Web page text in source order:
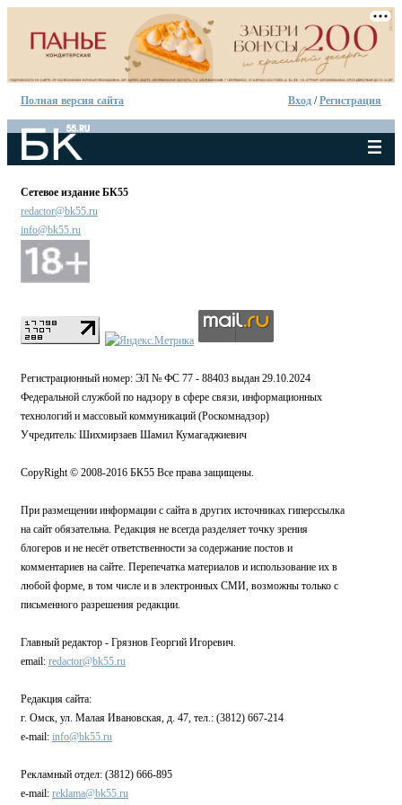
Полная версия сайта Вход /Регистрация
Сетевое издание БК55
redactor@bk55.ru
info@bk55.ru
Регистрационный номер: ЭЛ № ФС 77 - 88403 выдан 29.10.2024
Федеральной службой по надзору в сфере связи, информационных
технологий и массовый коммуникаций (Роскомнадзор)
Учредитель: Шихмирзаев Шамил Кумагаджиевич
CopyRight © 2008-2016 БК55 Все права защищены.
При размещении информации с сайта в других источниках гиперссылка
на сайт обязательна. Редакция не всегда разделяет точку зрения
блогеров и не несёт ответственности за содержание постов и
комментариев на сайте. Перепечатка материалов и использование их в
любой форме, в том числе и в электронных СМИ, возможны только с
письменного разрешения редакции.
Главный редактор - Грязнов Георгий Игоревич.
email: redactor@bk55.ru
Редакция сайта:
г. Омск, ул. Малая Ивановская, д. 47, тел.: (3812) 667-214
e-mail: info@bk55.ru
Рекламный отдел: (3812) 666-895
e-mail: reklama@bk55.ru